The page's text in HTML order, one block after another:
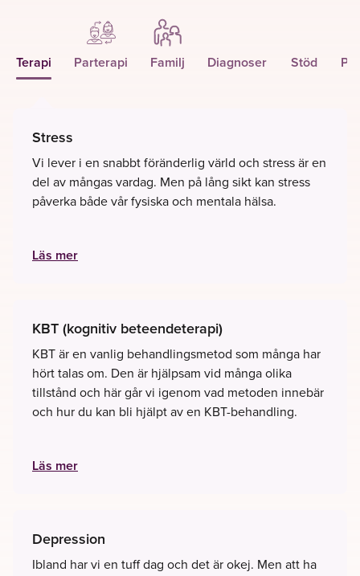
Terapi Parterapi Familj Diagnoser Stöd
Stress
Vi lever i en snabbt föränderlig värld och stress är en
del av mångas vardag. Men på lång sikt kan stress
påverka både vår fysiska och mentala hälsa.
Läs mer
KBT (kognitiv beteendeterapi)
KBT är en vanlig behandlingsmetod som många har
hört talas om. Den är hjälpsam vid många olika
tillstånd och här går vi igenom vad metoden innebär
och hur du kan bli hjälpt av en KBT-behandling.
Läs mer
Depression
Ibland har vi en tuff dag och det är okej. Men att ha